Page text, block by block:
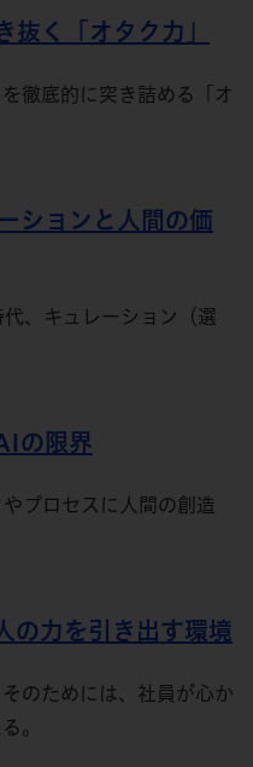
抜く「オタク力」
徹底的に突き詰める「オ
ションと人間の価
、キュレーション（選
の限界
プロセスに人間の創造
の力を引き出す環境
のためには、社員が心か
。